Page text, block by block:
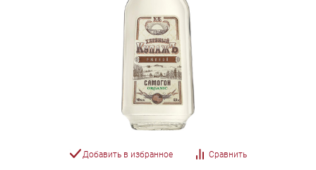
Добавить в избранное Сравнить